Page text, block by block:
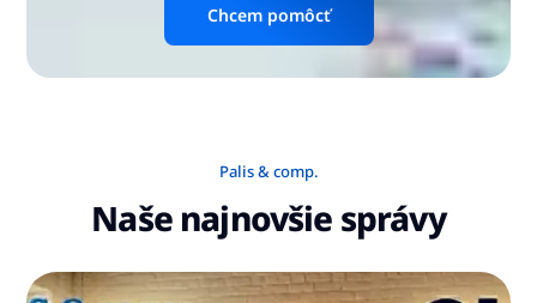
Chcem pomôcť
Palis & comp.
Naše najnovšie správy